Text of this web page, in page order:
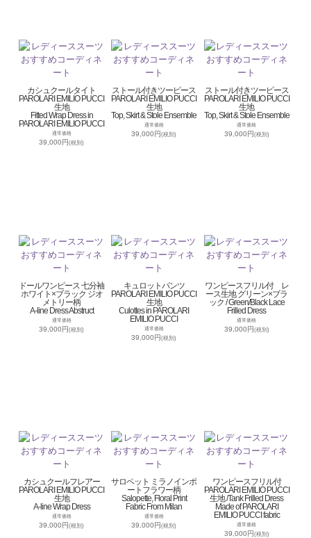
カシュクールタイト
PAROLARI EMILIO PUCCI
生地
Fitted Wrap Dress in
PAROLARI EMILIO PUCCI
通常価格
39,000円(税別)
ストール付きツーピース
PAROLARI EMILIO PUCCI
生地
Top, Skirt & Stole Ensemble
通常価格
39,000円(税別)
ストール付きツーピース
PAROLARI EMILIO PUCCI
生地
Top, Skirt & Stole Ensemble
通常価格
39,000円(税別)
ドールワンピース 七分袖
ホワイト×ブラック ジオ
メトリー柄
A-line Dress Abstruct
通常価格
39,000円(税別)
キュロットパンツ
PAROLARI EMILIO PUCCI
生地
Culottes in PAROLARI
EMILIO PUCCI
通常価格
39,000円(税別)
ワンピースフリル付 レ
ース生地 グリーン×ブラ
ック / Green/Black Lace
Frilled Dress
通常価格
39,000円(税別)
カシュクールフレアー
PAROLARI EMILIO PUCCI
生地
A-line Wrap Dress
通常価格
39,000円(税別)
サロペット ミラノインポ
ートフラワー柄
Salopette, Floral Print
Fabric From Milan
通常価格
39,000円(税別)
ワンピースフリル付
PAROLARI EMILIO PUCCI
生地 /Tank Frilled Dress
Made of PAROLARI
EMILIO PUCCI fabric
通常価格
39,000円(税別)